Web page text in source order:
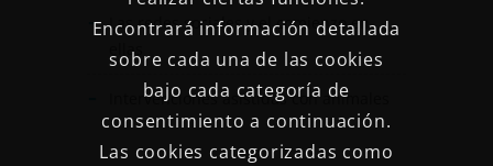
Las redes sociales y el comienzo en
ellas
Intervenciones asistidas con animales
Encontrará información detallada
sobre cada una de las cookies
bajo cada categoría de
consentimiento a continuación.
Las cookies categorizadas como